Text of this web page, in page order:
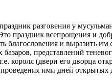
разговения у
праздник всепрощения и
и выразить
представлений
короля (двери его дворца
ими дней открытых